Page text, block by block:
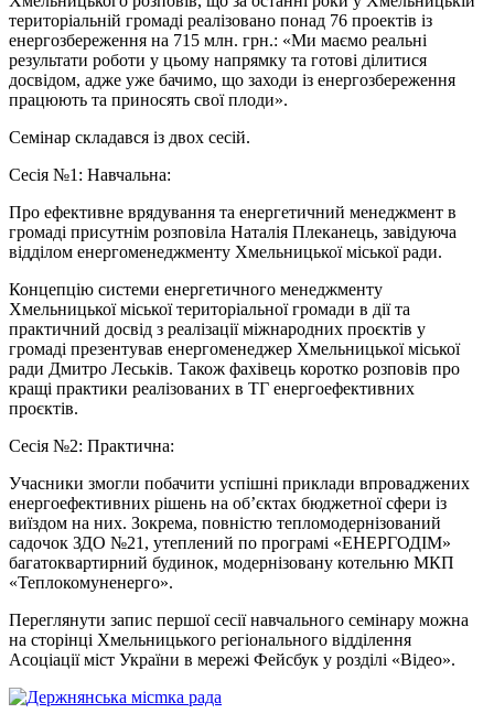
територіальній громаді реалізовано понад 76 проектів із
енергозбереження на 715 млн. грн.: «Ми маємо реальні
результати роботи у цьому напрямку та готові ділитися
досвідом, адже уже бачимо, що заходи із енергозбереження
працюють та приносять свої плоди».
Семінар складався із двох сесій.
Сесія №1: Навчальна:
Про ефективне врядування та енергетичний менеджмент в
громаді присутнім розповіла Наталія Плеканець, завідуюча
відділом енергоменеджменту Хмельницької міської ради.
Концепцію системи енергетичного менеджменту
Хмельницької міської територіальної громади в дії та
практичний досвід з реалізації міжнародних проєктів у
громаді презентував енергоменеджер Хмельницької міської
ради Дмитро Леськів. Також фахівець коротко розповів про
кращі практики реалізованих в ТГ енергоефективних
проєктів.
Сесія №2: Практична:
Учасники змогли побачити успішні приклади впроваджених
енергоефективних рішень на об’єктах бюджетної сфери із
виїздом на них. Зокрема, повністю тепломодернізований
садочок ЗДО №21, утеплений по програмі «ЕНЕРГОДІМ»
багатоквартирний будинок, модернізовану котельню МКП
«Теплокомуненерго».
Переглянути запис першої сесії навчального семінару можна
на сторінці Хмельницького регіонального відділення
Асоціації міст України в мережі Фейсбук у розділі «Відео».